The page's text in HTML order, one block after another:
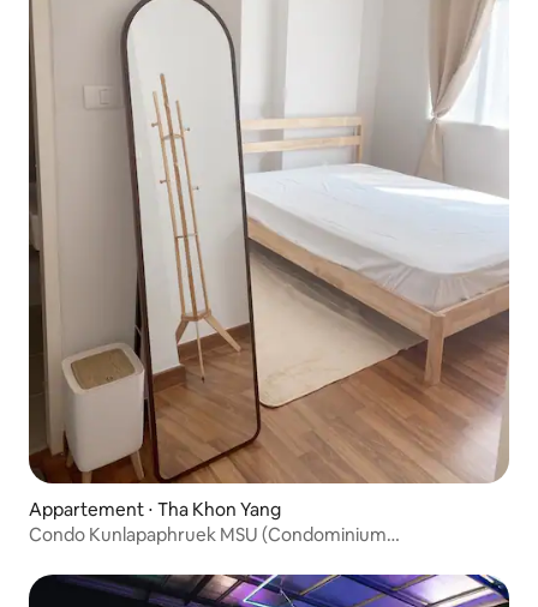
Appartement ⋅ Tha Khon Yang
Condo Kunlapaphruek MSU (Condominium